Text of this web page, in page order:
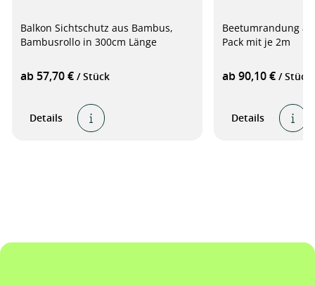
Balkon Sichtschutz aus Bambus,
Bambusrollo in 300cm Länge
ab 57,70 € / Stück
Details
Beetumrandung
Pack mit je 2m
ab 90,10 € / Stück
Details